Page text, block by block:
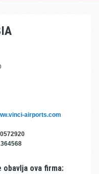
airports.com
ova firma: